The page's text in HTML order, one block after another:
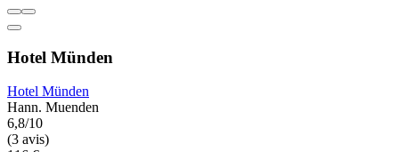
Hotel Münden
Hotel Münden
Hann. Muenden
6,8/10
(3 avis)